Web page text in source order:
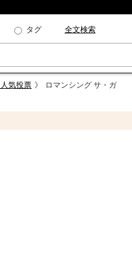
タグ 全文検索
気投票 ロマンシング サ・ガ